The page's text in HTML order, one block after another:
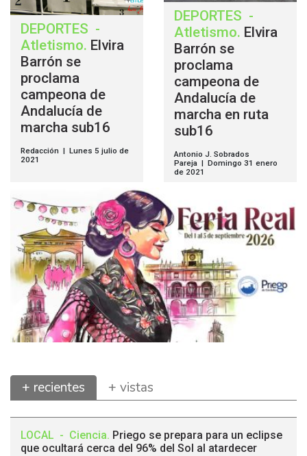
DEPORTES -
Atletismo. Elvira
Barrón se
proclama
campeona de
Andalucía de
marcha sub16
Redacción | Lunes 5 julio de
2021
DEPORTES -
Atletismo. Elvira
Barrón se
proclama
campeona de
Andalucía de
marcha en ruta
sub16
Antonio J. Sobrados
Pareja | Domingo 31 enero
de 2021
+ recientes + vistas
LOCAL - Ciencia. Priego se prepara para un eclipse
que ocultará cerca del 96% del Sol al atardecer